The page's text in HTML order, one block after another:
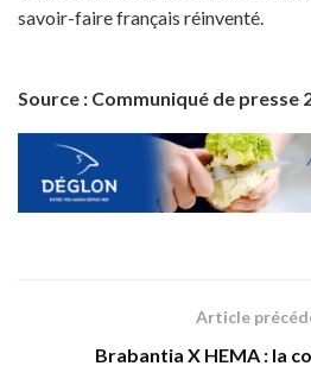
savoir-faire français réinventé.
Source : Communiqué de presse
Article
Brabantia X HEMA : la